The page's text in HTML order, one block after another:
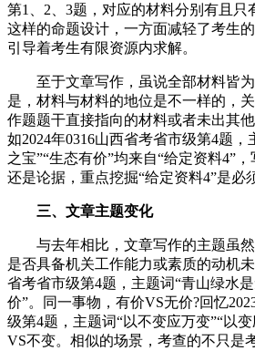
第1、2、3题，对应的材料分别有且只
这样的命题设计，一方面减轻了考生
引导着考生有限资源内求解。
至于文章写作，虽说全部材料皆
是，材料与材料的地位是不一样的，
作题题干直接指向的材料或者未出其
如2024年0316山西省考省市级第4题，
之宝”“生态有价”均来自“给定资料4”
还是论据，重点挖掘“给定资料4”是必
三、文章主题变化
与去年相比，文章写作的主题虽
是否具备机关工作能力或素质的动机
省考省市级第4题，主题词“青山绿水
价”。同一事物，有价VS无价?回忆
级第4题，主题词“以不变应万变”“以
VS不变。相似的场景，考查的不只是